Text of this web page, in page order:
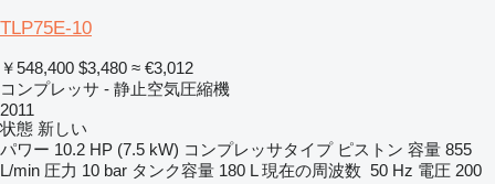
TLP75E-10
￥548,400 $3,480 ≈ €3,012
コンプレッサ - 静止空気圧縮機
2011
状態 新しい
パワー 10.2 HP (7.5 kW) コンプレッサタイプ ピストン 容量 855
L/min 圧力 10 bar タンク容量 180 L 現在の周波数 50 Hz 電圧 200